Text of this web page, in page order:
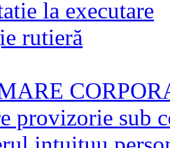
la executare
rutieră
provizorie sub